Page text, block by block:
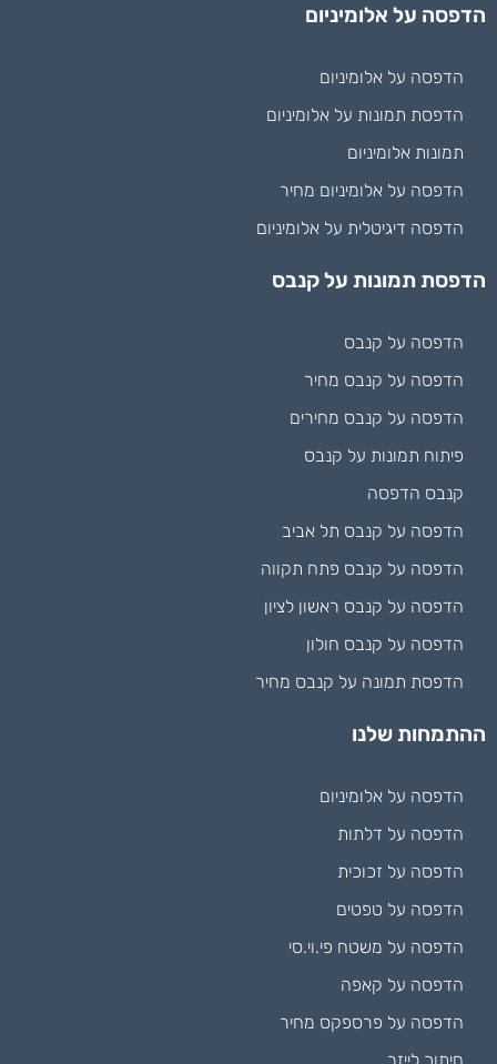
הדפסה על אלומיניום
הדפסה על אלומיניום
הדפסת תמונות על אלומיניום
תמונות אלומיניום
הדפסה על אלומיניום מחיר
הדפסה דיגיטלית על אלומיניום
הדפסת תמונות על קנבס
הדפסה על קנבס
הדפסה על קנבס מחיר
הדפסה על קנבס מחירים
פיתוח תמונות על קנבס
קנבס הדפסה
הדפסה על קנבס תל אביב
הדפסה על קנבס פתח תקווה
הדפסה על קנבס ראשון לציון
הדפסה על קנבס חולון
הדפסת תמונה על קנבס מחיר
ההתמחות שלנו
הדפסה על אלומיניום
הדפסה על דלתות
הדפסה על זכוכית
הדפסה על טפטים
הדפסה על משטח פי.וי.סי
הדפסה על קאפה
הדפסה על פרספקס מחיר
חיתוך לייזר